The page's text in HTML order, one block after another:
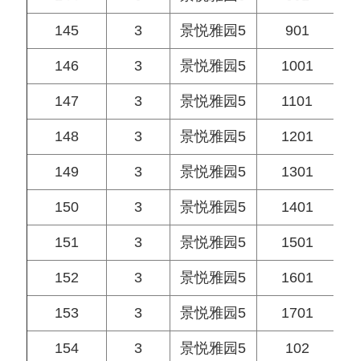
145 3 景悦雅园5 901
146 3 景悦雅园5 1001
147 3 景悦雅园5 1101
148 3 景悦雅园5 1201
149 3 景悦雅园5 1301
150 3 景悦雅园5 1401
151 3 景悦雅园5 1501
152 3 景悦雅园5 1601
153 3 景悦雅园5 1701
154 3 景悦雅园5 102